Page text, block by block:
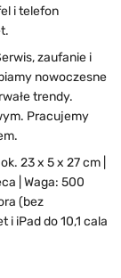
i telefon
zaufanie i
nowoczesne
trendy.
Pracujemy
23 x 5 x 27 cm |
| Waga: 500
(bez
i iPad do 10,1 cala